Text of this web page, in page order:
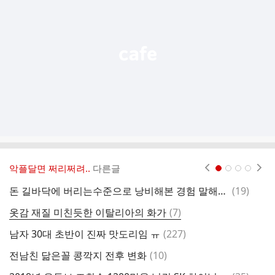
악플달면 쩌리쩌려.. 다른글
돈 길바닥에 버리는수준으로 낭비해본 경험 말해보는 달글 (멍청비용) 댓
글
(19)
옷감 재질 미친듯한 이탈리아의 화가 댓
글
(7)
남자 30대 초반이 진짜 맛도리임 ㅠ 댓
글
(227)
전남친 닮은꼴 콩깍지 전후 변화 댓
글
(10)